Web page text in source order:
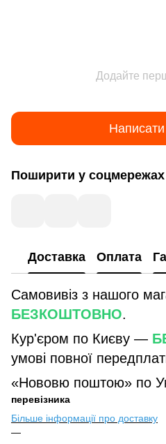
Додайте
Написати
Поширити у соцмережах
Доставка Оплата
Самовивіз з нашого
БЕЗКОШТОВНО.
Кур'єром по Києву —
умові повної
«Нововю поштою» по
перевізника
Більше інформації про доставку